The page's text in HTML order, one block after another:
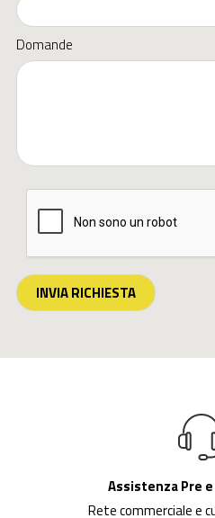
Domande
INVIA RICHIESTA
Assistenza Pre
Rete commerciale e